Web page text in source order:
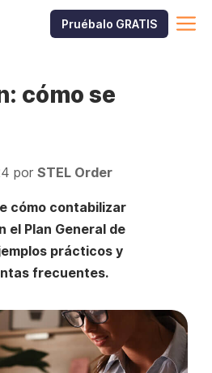
Pruébalo GRATIS
cómo se
por STEL Order
cómo contabilizar
el Plan General de
prácticos y
frecuentes.